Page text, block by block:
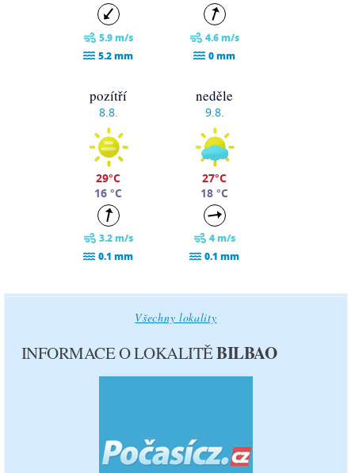
5.9 m/s
5.2 mm
4.6 m/s
0 mm
pozítří
8.8.
29°C
16 °C
3.2 m/s
0.1 mm
neděle
9.8.
27°C
18 °C
4 m/s
0.1 mm
pondělí
27°C
2.6 m/s
0.4 mm
úterý
11.8.
35°C
0 mm
Všechny lokality
INFORMACE O LOKALITĚBILBAO